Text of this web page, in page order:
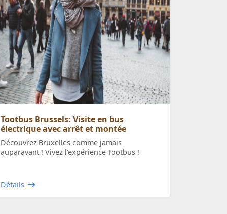
Tootbus Brussels: Visite en bus
électrique avec arrêt et montée
Découvrez Bruxelles comme jamais
auparavant ! Vivez l'expérience Tootbus !
Détails